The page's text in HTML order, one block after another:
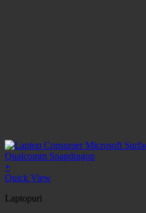
+
Quick View
Laptopuri